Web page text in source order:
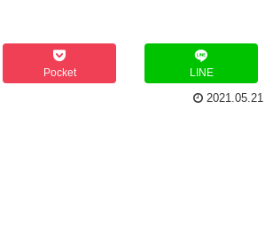
Pocket LINE
2021.05.21